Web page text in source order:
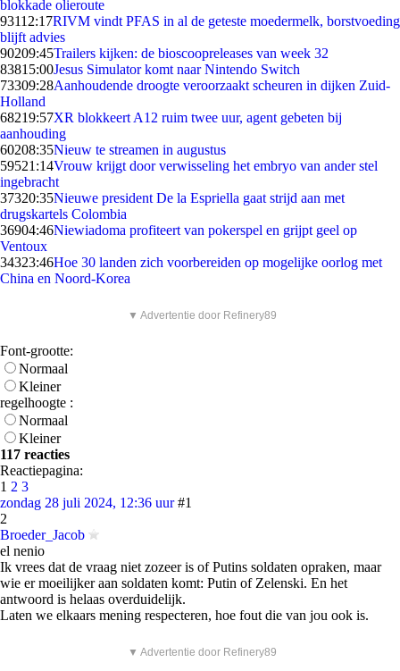
blokkade olieroute
93112:17RIVM vindt PFAS in al de geteste moedermelk, borstvoeding
blijft advies
90209:45Trailers kijken: de bioscoopreleases van week 32
83815:00Jesus Simulator komt naar Nintendo Switch
73309:28Aanhoudende droogte veroorzaakt scheuren in dijken Zuid-
Holland
68219:57XR blokkeert A12 ruim twee uur, agent gebeten bij
aanhouding
60208:35Nieuw te streamen in augustus
59521:14Vrouw krijgt door verwisseling het embryo van ander stel
ingebracht
37320:35Nieuwe president De la Espriella gaat strijd aan met
drugskartels Colombia
36904:46Niewiadoma profiteert van pokerspel en grijpt geel op
Ventoux
34323:46Hoe 30 landen zich voorbereiden op mogelijke oorlog met
China en Noord-Korea
▼ Advertentie door Refinery89
Font-grootte:
Normaal
Kleiner
regelhoogte :
Normaal
Kleiner
117 reacties
Reactiepagina:
1 2 3
zondag 28 juli 2024, 12:36 uur #1
2
Broeder_Jacob
el nenio
Ik vrees dat de vraag niet zozeer is of Putins soldaten opraken, maar
wie er moeilijker aan soldaten komt: Putin of Zelenski. En het
antwoord is helaas overduidelijk.
Laten we elkaars mening respecteren, hoe fout die van jou ook is.
▼ Advertentie door Refinery89